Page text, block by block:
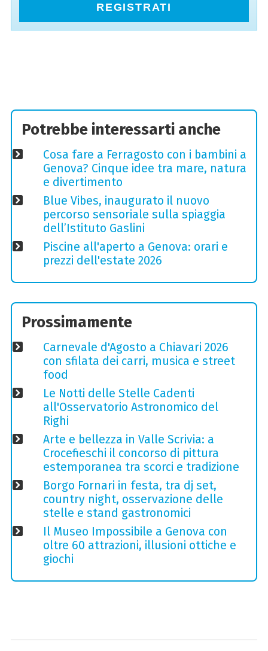
REGISTRATI
Potrebbe interessarti anche
Cosa fare a Ferragosto con i bambini a
Genova? Cinque idee tra mare, natura
e divertimento
Blue Vibes, inaugurato il nuovo
percorso sensoriale sulla spiaggia
dell’Istituto Gaslini
Piscine all'aperto a Genova: orari e
prezzi dell'estate 2026
Prossimamente
Carnevale d'Agosto a Chiavari 2026
con sfilata dei carri, musica e street
food
Le Notti delle Stelle Cadenti
all'Osservatorio Astronomico del
Righi
Arte e bellezza in Valle Scrivia: a
Crocefieschi il concorso di pittura
estemporanea tra scorci e tradizione
Borgo Fornari in festa, tra dj set,
country night, osservazione delle
stelle e stand gastronomici
Il Museo Impossibile a Genova con
oltre 60 attrazioni, illusioni ottiche e
giochi